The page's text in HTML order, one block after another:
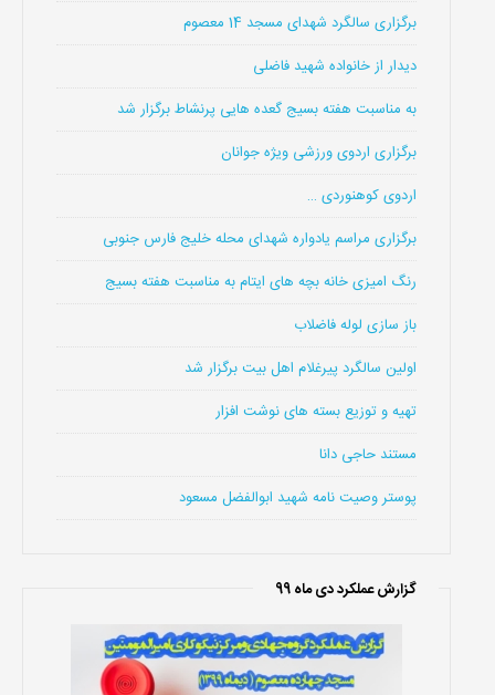
برگزاری سالگرد شهدای مسجد 14 معصوم
دیدار از خانواده شهید فاضلی
به مناسبت هفته بسیج گعده هایی پرنشاط برگزار شد
برگزاری اردوی ورزشی ویژه جوانان
اردوی کوهنوردی …
برگزاری مراسم یادواره شهدای محله خلیج فارس جنوبی
رنگ امیزی خانه بچه های ایتام به مناسبت هفته بسیج
باز سازی لوله فاضلاب
اولین سالگرد پیرغلام اهل بیت برگزار شد
تهیه و توزیع بسته های نوشت افزار
مستند حاجی دانا
پوستر وصیت نامه شهید ابوالفضل مسعود
گزارش عملکرد دی ماه 99